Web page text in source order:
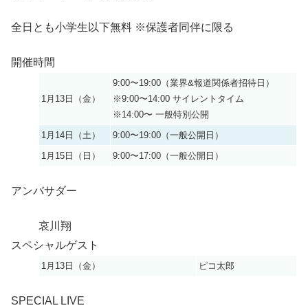
全日とも小学生以下無料 ※保護者同伴に限る
開催時間
1月13日（金）
9:00〜19:00（業界&報道関係者招待日）
※9:00〜14:00 サイレントタイム
※14:00〜 一般特別公開
1月14日（土）
9:00〜19:00（一般公開日）
1月15日（日）
9:00〜17:00（一般公開日）
アンバサダー
哀川翔
スペシャルゲスト
1月13日（金） ピコ太郎
SPECIAL LIVE